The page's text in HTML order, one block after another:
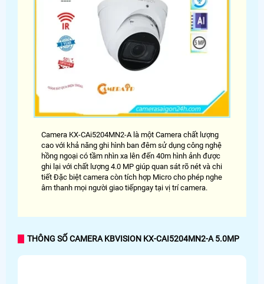
Camera KX-CAi5204MN2-A là một Camera chất lượng
cao với khả năng ghi hình ban đêm sử dụng công nghệ
hồng ngoại có tầm nhìn xa lên đến 40m hình ảnh được
ghi lại với chất lượng 4.0 MP giúp quan sát rõ nét và chi
tiết Đặc biệt camera còn tích hợp Micro cho phép nghe
âm thanh mọi người giao tiếpngay tại vị trí camera.
THÔNG SỐ CAMERA KBVISION KX-CAI5204MN2-A 5.0MP